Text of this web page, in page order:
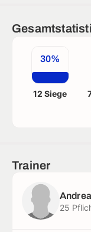
30%
12 Siege
Trainer
25